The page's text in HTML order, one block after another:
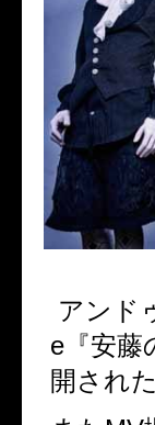
アンド
e『安藤
開された